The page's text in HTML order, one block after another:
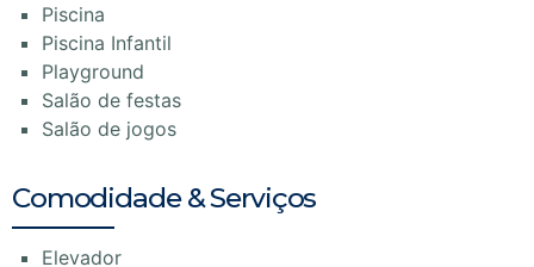
Piscina
Piscina Infantil
Playground
Salão de festas
Salão de jogos
Comodidade & Serviços
Elevador